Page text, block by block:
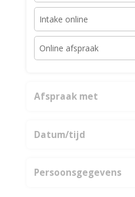
Intake online
Online afspraak
Afspraak met
Datum/tijd
Persoonsgegevens